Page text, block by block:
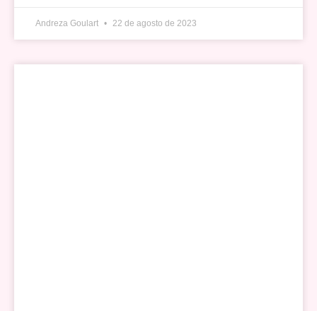
Andreza Goulart 22 de agosto de 2023